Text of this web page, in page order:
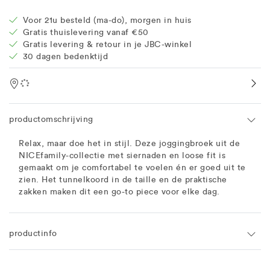
Voor 21u besteld (ma-do), morgen in huis
Gratis thuislevering vanaf €50
Gratis levering & retour in je JBC-winkel
30 dagen bedenktijd
Location
productomschrijving
Relax, maar doe het in stijl. Deze joggingbroek uit de
NICEfamily-collectie met siernaden en loose fit is
gemaakt om je comfortabel te voelen én er goed uit te
zien. Het tunnelkoord in de taille en de praktische
zakken maken dit een go-to piece voor elke dag.
productinfo